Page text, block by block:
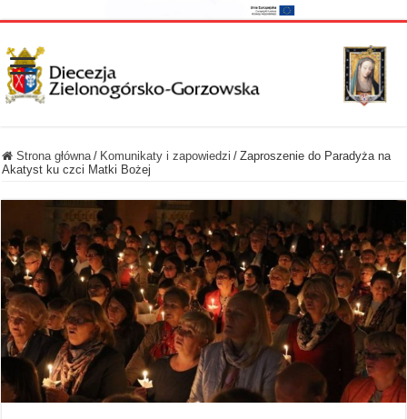
Strona główna / Komunikaty i zapowiedzi / Zaproszenie do Paradyża na
Akatyst ku czci Matki Bożej